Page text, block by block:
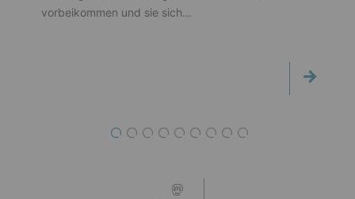
vorbeikommen und sie sich…
1 2 3 4 5 6 7 8